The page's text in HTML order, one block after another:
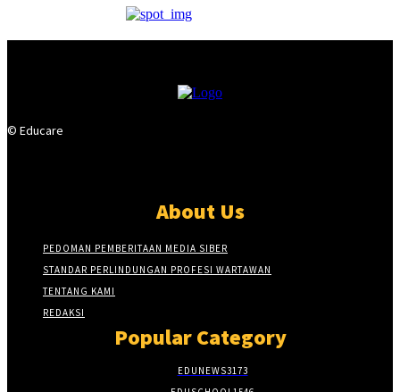
© Educare
About Us
PEDOMAN PEMBERITAAN MEDIA SIBER
STANDAR PERLINDUNGAN PROFESI WARTAWAN
TENTANG KAMI
REDAKSI
Popular Category
EDUNEWS3173